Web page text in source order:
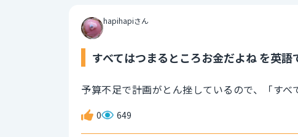
hapihapiさん
すべてはつまるところお金だよね を英語
予算不足で計画がとん挫しているので、「すべ
0 649